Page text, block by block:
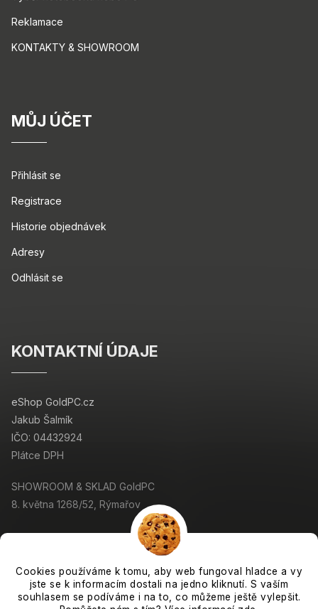
Cookies používáme k tomu, aby web fungoval hladce a vy
jste se k informacím dostali na jedno kliknutí. S vaším
souhlasem se podíváme i na to, co můžeme ještě vylepšit.
Reklamace
KONTAKTY & SHOWROOM
MŮJ ÚČET
Přihlásit se
Registrace
Historie objednávek
Adresy
Odhlásit se
KONTAKTNÍ ÚDAJE
eShop GoldPC.cz
Jakub Šalmík
IČO: 04432924
Plátce DPH
SHOWROOM & SKLAD GoldPC
8. května 1268/52, Rýmařov
Copyright 2026GoldPC.cz . Všechna práva vyhrazena.
Grafický návrh vytvořil a nakódovalShoptak.cz